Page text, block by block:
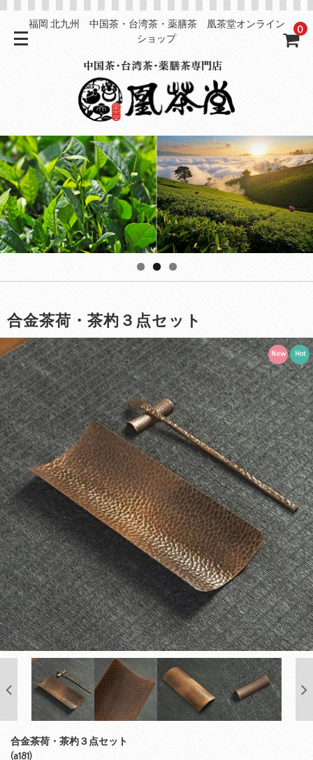
福岡 北九州 中国茶・台湾茶・薬膳茶 凰茶堂オンライン
ショップ
0
合金茶荷・茶杓３点セット
New Hot
合金茶荷・茶杓３点セット
(a181)